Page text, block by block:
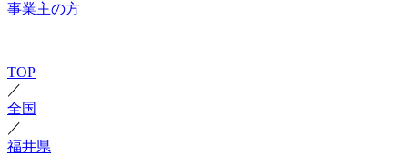
事業主の方
TOP
／
全国
／
福井県